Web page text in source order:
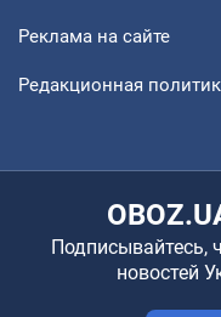
Реклама на сайте
Редакционная
Подписывайтесь,
новостей